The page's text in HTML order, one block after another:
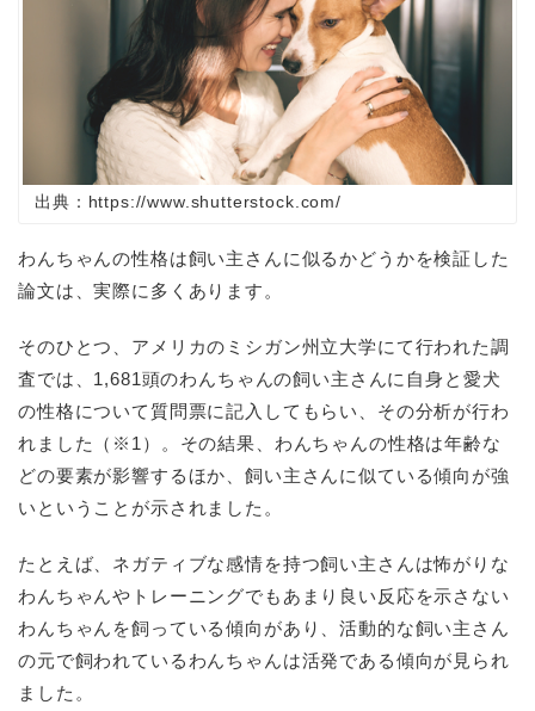
出典：https://www.shutterstock.com/
わんちゃんの性格は飼い主さんに似るかどうかを検証した
論文は、実際に多くあります。
そのひとつ、アメリカのミシガン州立大学にて行われた調
査では、1,681頭のわんちゃんの飼い主さんに自身と愛犬
の性格について質問票に記入してもらい、その分析が行わ
れました（※1）。その結果、わんちゃんの性格は年齢な
どの要素が影響するほか、飼い主さんに似ている傾向が強
いということが示されました。
たとえば、ネガティブな感情を持つ飼い主さんは怖がりな
わんちゃんやトレーニングでもあまり良い反応を示さない
わんちゃんを飼っている傾向があり、活動的な飼い主さん
の元で飼われているわんちゃんは活発である傾向が見られ
ました。